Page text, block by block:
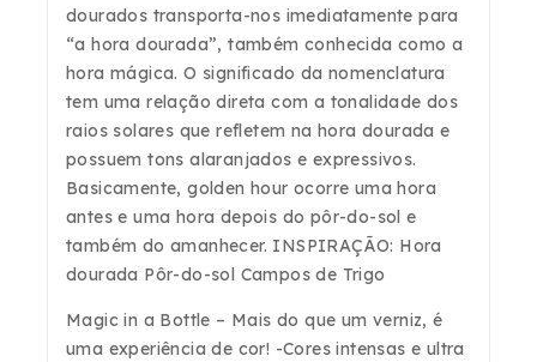
dourados transporta-nos imediatamente para
“a hora dourada”, também conhecida como a
hora mágica. O significado da nomenclatura
tem uma relação direta com a tonalidade dos
raios solares que refletem na hora dourada e
possuem tons alaranjados e expressivos.
Basicamente, golden hour ocorre uma hora
antes e uma hora depois do pôr-do-sol e
também do amanhecer. INSPIRAÇÃO: Hora
dourada Pôr-do-sol Campos de Trigo
Magic in a Bottle – Mais do que um verniz, é
uma experiência de cor! -Cores intensas e ultra